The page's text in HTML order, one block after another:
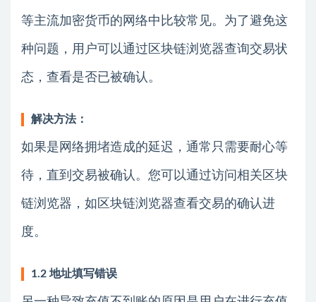
等主流加密货币的网络中比较常见。为了避免这
种问题，用户可以通过区块链浏览器查询交易状
态，查看是否已被确认。
解决方法：
如果是网络拥堵造成的延迟，通常只需要耐心等
待，直到交易被确认。您可以通过访问相关区块
链浏览器，如区块链浏览器查看交易的确认进
度。
1.2 地址填写错误